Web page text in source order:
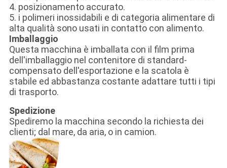
4. posizionamento accurato.
5. i polimeri inossidabili e di categoria alimentare di
alta qualità sono usati in contatto con alimento.
Imballaggio
Questa macchina è imballata con il film prima
dell'imballaggio nel contenitore di standard-
compensato dell'esportazione e la scatola è
stabile ed abbastanza costante adattare tutti i tipi
di trasporto.
Spedizione
Spediremo la macchina secondo la richiesta dei
clienti; dal mare, da aria, o in camion.